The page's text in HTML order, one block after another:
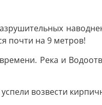
почти на 9 метров!
Река и
возвести